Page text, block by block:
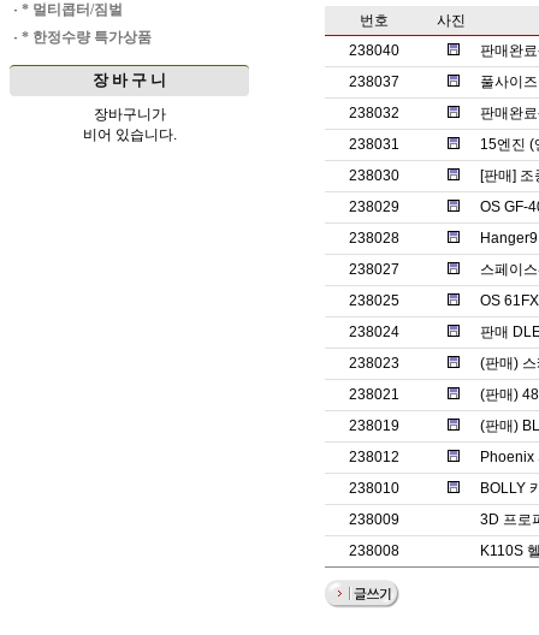
· * 멀티콥터/짐벌
· * 한정수량 특가상품
장 바 구 니
장바구니가
비어 있습니다.
번호
사진
238040
판매완
238037
풀사이
238032
판매완
238031
15엔진 (
238030
[판매]
238029
OS GF-
238028
238027
스페이
238025
OS
238024
판매
238023
(판매)
238021
(판매)
238019
(판매)
238012
Phoenix
238010
BOLLY
238009
3D 프로
238008
K110S